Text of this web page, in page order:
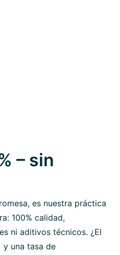
– sin
es nuestra práctica
100% calidad,
ni aditivos técnicos. ¿El
y una tasa de